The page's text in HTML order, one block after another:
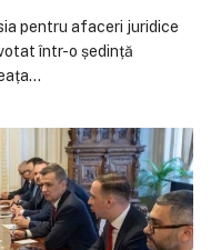
pentru afaceri juridice
într-o ședință